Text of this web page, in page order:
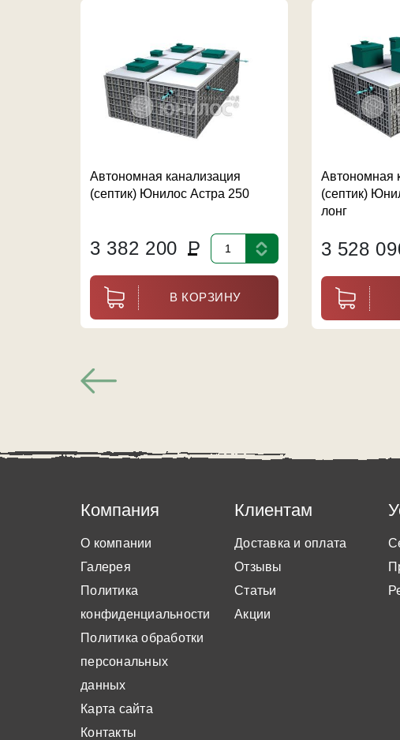
Автономная канализация
(септик) Юнилос Астра 250
3 382 200 Р
В КОРЗИНУ
Автономная
(септик)
лонг
3 528
Компания
О компании
Галерея
Политика
конфиденциальности
Политика обработки
персональных
данных
Карта сайта
Контакты
Клиентам
Доставка и оплата
Отзывы
Статьи
Акции